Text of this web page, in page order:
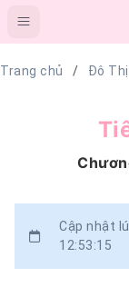
Trang chủ Đô Thị
Cập nhật
12:53:15